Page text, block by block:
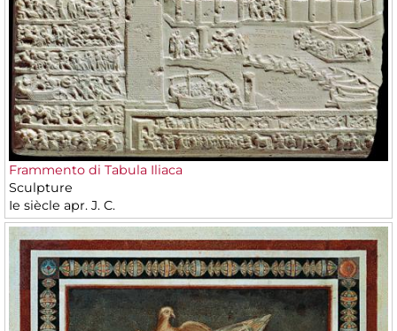
Frammento di Tabula Iliaca
Sculpture
Ie siècle apr. J. C.